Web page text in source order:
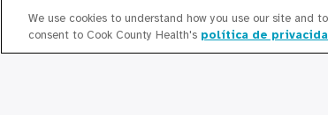
Oficina del Plan de Empleo
We use cookies to understand how you use our site and
consent to Cook County Health's política de